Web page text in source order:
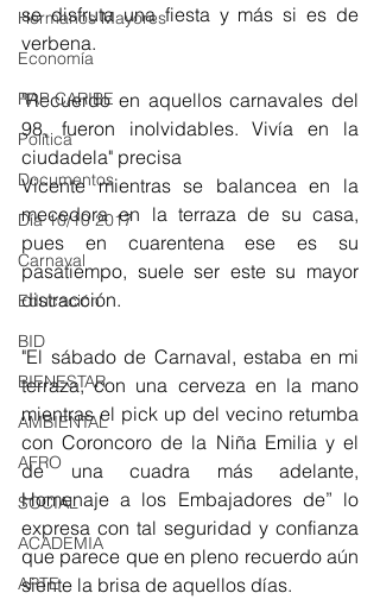
Hermanos Mayores
Economía
RAP CARIBE
Política
Documentos
Día 10/10 2017
Carnaval
Educación
BID
BIENESTAR
AMBIENTAL
AFRO
SOCIAL
ACADEMIA
ARTE
se disfruta una fiesta y más si es de
verbena.
"Recuerdo en aquellos carnavales del
98, fueron inolvidables. Vivía en la
ciudadela" precisa
Vicente mientras se balancea en la
mecedora en la terraza de su casa,
pues en cuarentena ese es su
pasatiempo, suele ser este su mayor
distracción.
"El sábado de Carnaval, estaba en mi
terraza, con una cerveza en la mano
mientras el pick up del vecino retumba
con Coroncoro de la Niña Emilia y el
de una cuadra más adelante,
Homenaje a los Embajadores de” lo
expresa con tal seguridad y confianza
que parece que en pleno recuerdo aún
siente la brisa de aquellos días.